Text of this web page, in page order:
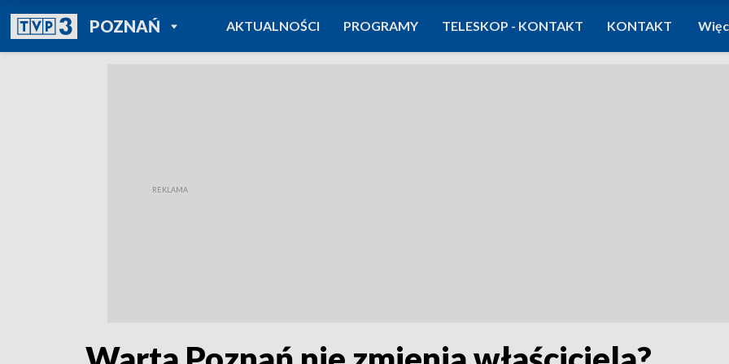
POZNAŃPOWRÓT DO
TVP REGIONY
AKTUALNOŚCI PROGRAMY TELESKOP - KONTAKT KONTAKT